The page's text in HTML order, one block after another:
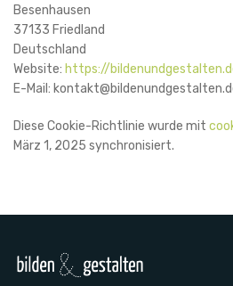
Besenhausen
37133 Friedland
Deutschland
Website: https://
E-Mail: kontakt@
Diese Cookie-Richtlinie wurde mit
März 1, 2025 synchronisiert.